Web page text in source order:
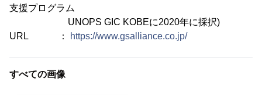
支援プログラム
UNOPS GIC KOBEに2020年に採択)
URL ：
https://www.gsalliance.co.jp/
すべての画像